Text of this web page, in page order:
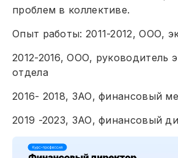
проблем в коллективе.
Опыт работы: 2011-2012, ООО,
2012-2016, ООО, руководитель
отдела
2016- 2018, ЗАО, финансовый
2019 -2023, ЗАО, финансовый